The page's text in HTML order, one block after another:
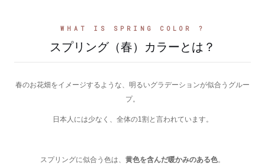
WHAT IS SPRING COLOR ?
スプリング（春）カラーとは？
春のお花畑をイメージするような、明るいグラデーションが似合うグルー
プ。
日本人には少なく、全体の1割と言われています。
スプリングに似合う色は、 黄色を含んだ暖かみのある色。